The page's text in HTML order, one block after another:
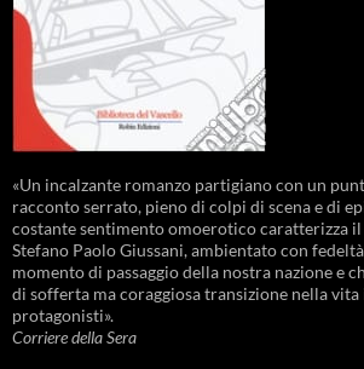
«Un incalzante romanzo partigiano con un
racconto serrato, pieno di colpi di scena e di
costante sentimento omoerotico caratterizza
Stefano Paolo Giussani, ambientato con
momento di passaggio della nostra nazione e
di sofferta ma coraggiosa transizione nella
protagonisti».
Corriere della Sera